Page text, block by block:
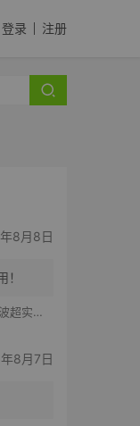
登录 注册
8月8日
欢哪一个？
8月7日